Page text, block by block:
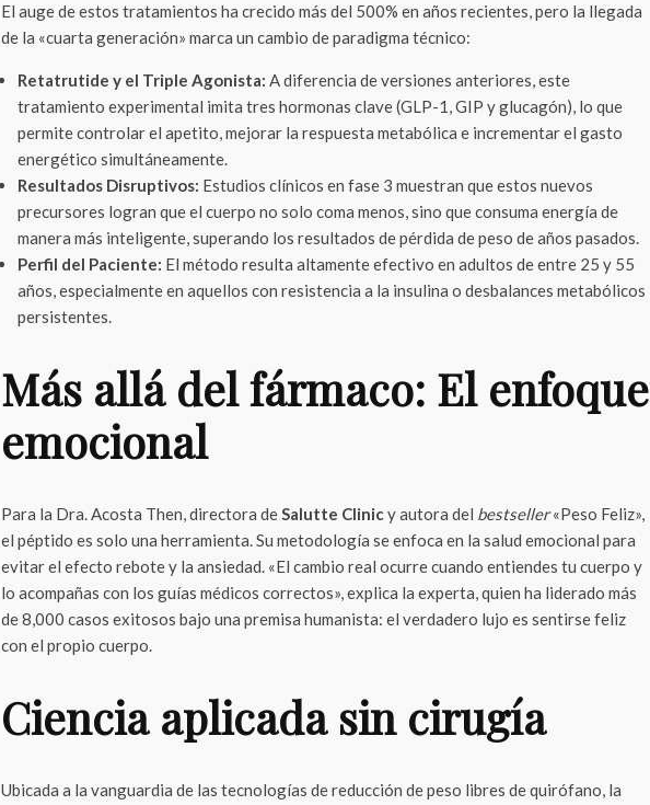
El auge de estos tratamientos ha crecido más del 500% en años recientes, pero la llegada
de la «cuarta generación» marca un cambio de paradigma técnico:
Retatrutide y el Triple Agonista: A diferencia de versiones anteriores, este
tratamiento experimental imita tres hormonas clave (GLP-1, GIP y glucagón), lo que
permite controlar el apetito, mejorar la respuesta metabólica e incrementar el gasto
energético simultáneamente.
Resultados Disruptivos: Estudios clínicos en fase 3 muestran que estos nuevos
precursores logran que el cuerpo no solo coma menos, sino que consuma energía de
manera más inteligente, superando los resultados de pérdida de peso de años pasados.
Perfil del Paciente: El método resulta altamente efectivo en adultos de entre 25 y 55
años, especialmente en aquellos con resistencia a la insulina o desbalances metabólicos
persistentes.
Más allá del fármaco: El enfoque
emocional
Para la Dra. Acosta Then, directora deSalutte Clinicy autora del bestseller«Peso Feliz»,
el péptido es solo una herramienta. Su metodología se enfoca en la salud emocional para
evitar el efecto rebote y la ansiedad. «El cambio real ocurre cuando entiendes tu cuerpo y
lo acompañas con los guías médicos correctos», explica la experta, quien ha liderado más
de 8,000 casos exitosos bajo una premisa humanista: el verdadero lujo es sentirse feliz
con el propio cuerpo.
Ciencia aplicada sin cirugía
Ubicada a la vanguardia de las tecnologías de reducción de peso libres de quirófano, la